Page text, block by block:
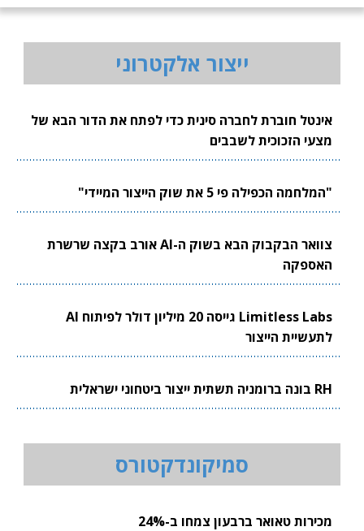
ייצור אלקטרוני
אינטל חוברת לחברה סינית כדי לפתח את הדור הבא של
מצעי הזכוכית לשבבים
"המלחמה הכפילה פי 5 את שוק הייצור המיידי"
צוואר הבקבוק הבא בשוק ה-AI אורב בקצה שרשרת
האספקה
Limitless Labs גייסה 20 מיליון דולר לפיתוח AI
לתעשיית הייצור
RH בונה ברומניה תשתית ייצור ביטחוני ישראלית
סמיקונדקטורס
מכירות טאואר ברבעון צמחו ב-24%